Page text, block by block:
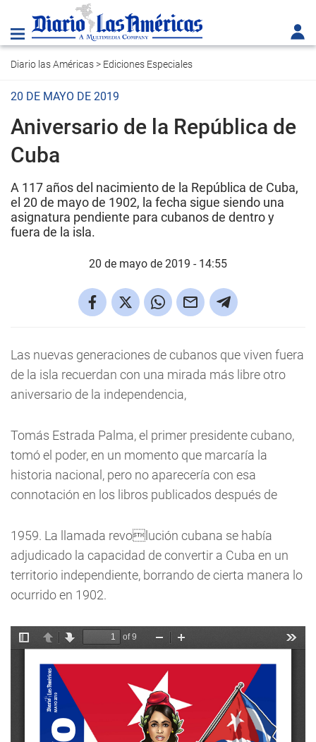
Diario las Américas> Ediciones Especiales
20 DE MAYO DE 2019
Aniversario de la República de
Cuba
A 117 años del nacimiento de la República de Cuba,
el 20 de mayo de 1902, la fecha sigue siendo una
asignatura pendiente para cubanos de dentro y
fuera de la isla.
20 de mayo de 2019 - 14:55
Las nuevas generaciones de cubanos que viven fuera
de la isla recuerdan con una mirada más libre otro
aniversario de la independencia,
Tomás Estrada Palma, el primer presidente cubano,
tomó el poder, en un momento que marcaría la
historia nacional, pero no aparecería con esa
connotación en los libros publicados después de
1959. La llamada revolución cubana se había
adjudicado la capacidad de convertir a Cuba en un
territorio independiente, borrando de cierta manera lo
ocurrido en 1902.